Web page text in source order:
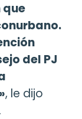
del PJ
, le dijo